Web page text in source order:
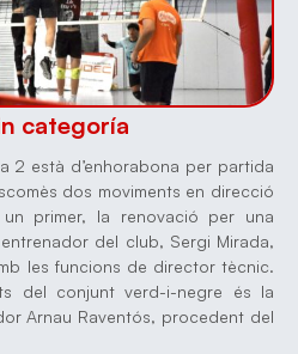
categoría
2 està d’enhorabona per partida
dos moviments en direcció
primer, la renovació per una
del club, Sergi Mirada,
les funcions de director tècnic.
del conjunt verd-i-negre és la
Arnau Raventós, procedent del